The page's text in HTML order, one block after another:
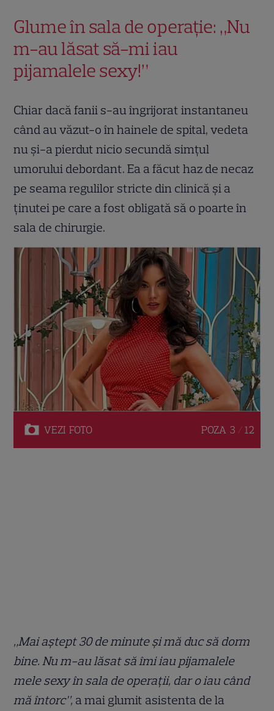
Glume în sala de operație: „Nu
m-au lăsat să-mi iau
pijamalele sexy!”
Chiar dacă fanii s-au îngrijorat instantaneu
când au văzut-o în hainele de spital, vedeta
nu și-a pierdut nicio secundă simțul
umorului debordant. Ea a făcut haz de necaz
pe seama regulilor stricte din clinică și a
ținutei pe care a fost obligată să o poarte în
sala de chirurgie.
VEZI FOTO POZA 3 / 12
„Mai aștept 30 de minute și mă duc să dorm
bine. Nu m-au lăsat să îmi iau pijamalele
mele sexy în sala de operații, dar o iau când
mă întorc”, a mai glumit asistenta de la